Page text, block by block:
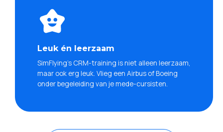
Leuk én leerzaam
SimFlying’s CRM-training is niet alleen leerzaam,
maar ook erg leuk. Vlieg een Airbus of Boeing
onder begeleiding van je mede-cursisten.